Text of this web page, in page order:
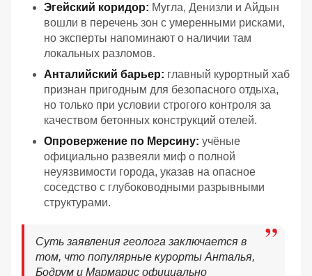
Эгейский коридор: Мугла, Денизли и Айдын
вошли в перечень зон с умеренными рисками,
но эксперты напоминают о наличии там
локальных разломов.
Анталийский барьер: главный курортный хаб
признан пригодным для безопасного отдыха,
но только при условии строгого контроля за
качеством бетонных конструкций отелей.
Опровержение по Мерсину: учёные
официально развеяли миф о полной
неуязвимости города, указав на опасное
соседство с глубоководными разрывными
структурами.
Суть заявления геолога заключается в
том, что популярные курорты Анталья,
Бодрум и Мармарис официально